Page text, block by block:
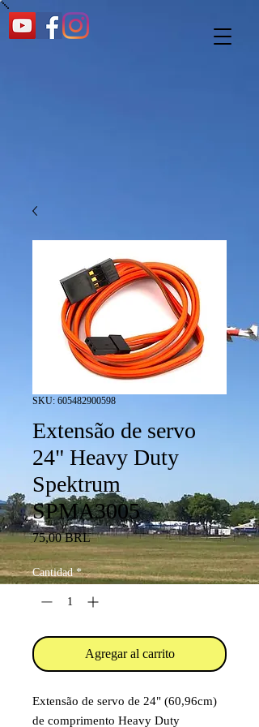
SKU: 605482900598
Extensão de servo
24" Heavy Duty
Spektrum
SPMA3005
75,00 BRLPrecio
Cantidad *
Agregar al carrito
Extensão de servo de 24" (60,96cm)
de comprimento Heavy Duty